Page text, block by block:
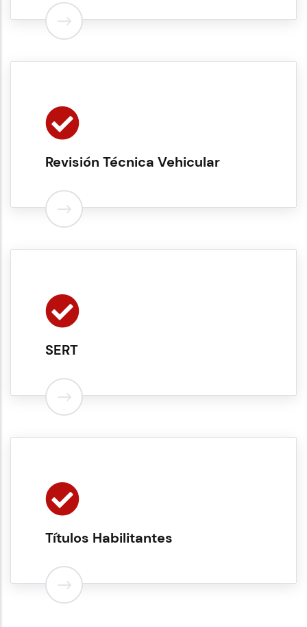
Revisión Técnica Vehicular
SERT
Títulos Habilitantes